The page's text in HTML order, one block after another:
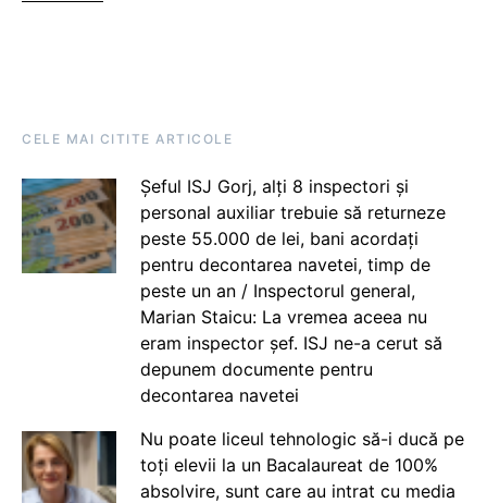
CELE MAI CITITE ARTICOLE
Șeful ISJ Gorj, alți 8 inspectori și
personal auxiliar trebuie să returneze
peste 55.000 de lei, bani acordați
pentru decontarea navetei, timp de
peste un an / Inspectorul general,
Marian Staicu: La vremea aceea nu
eram inspector șef. ISJ ne-a cerut să
depunem documente pentru
decontarea navetei
Nu poate liceul tehnologic să-i ducă pe
toți elevii la un Bacalaureat de 100%
absolvire, sunt care au intrat cu media